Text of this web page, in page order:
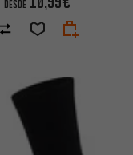
DESDE